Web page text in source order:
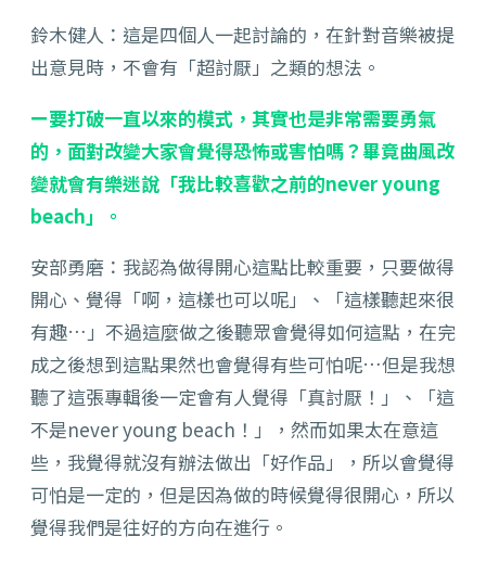
鈴木健人：這是四個人一起討論的，在針對音樂被提
出意見時，不會有「超討厭」之類的想法。
ー要打破一直以來的模式，其實也是非常需要勇氣
的，面對改變大家會覺得恐怖或害怕嗎？畢竟曲風改
變就會有樂迷說「我比較喜歡之前的never young
beach」。
安部勇磨：我認為做得開心這點比較重要，只要做得
開心、覺得「啊，這樣也可以呢」、「這樣聽起來很
有趣…」不過這麼做之後聽眾會覺得如何這點，在完
成之後想到這點果然也會覺得有些可怕呢…但是我想
聽了這張專輯後一定會有人覺得「真討厭！」、「這
不是never young beach！」，然而如果太在意這
些，我覺得就沒有辦法做出「好作品」，所以會覺得
可怕是一定的，但是因為做的時候覺得很開心，所以
覺得我們是往好的方向在進行。